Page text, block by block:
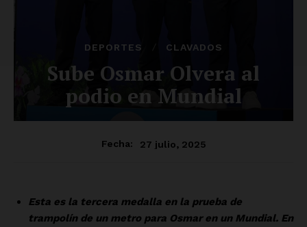
DEPORTES CLAVADOS
Sube Osmar Olvera al
podio en Mundial
Fecha: 27 julio, 2025
Esta es la tercera medalla en la prueba de
trampolín de un metro para Osmar en un Mundial. En